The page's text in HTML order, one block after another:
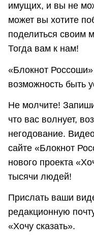
имущих, и вы не
может вы хотите
поделиться своим
Тогда вам к нам!
«Блокнот
возможность быть
Не молчите!
что вас волнует,
негодование.
сайте «Блокнот
нового проекта
тысячи людей!
Прислать ваши
редакционную
«Хочу сказать».